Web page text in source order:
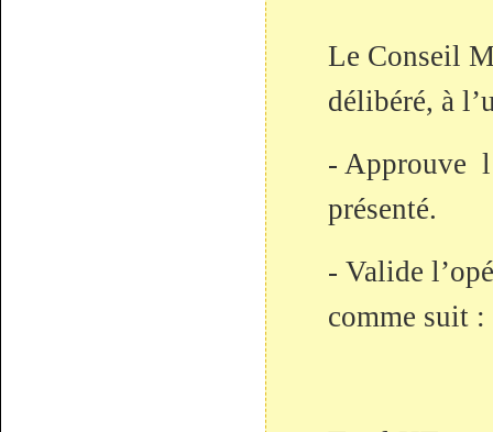
Le Conseil
délibéré, à
- Approuve
présenté.
- Valide
comme suit :